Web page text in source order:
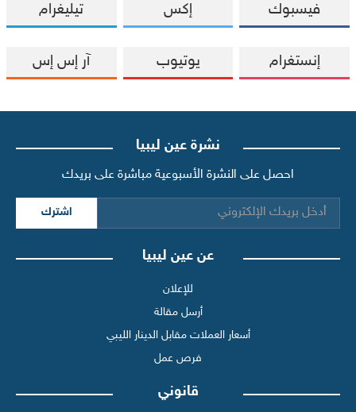
فيسبوك إكس تيليغرام
إنستغرام يوتيوب آر إس إس
نشرة عين ليبيا
احصل على النشرة الأسبوعية مباشرة على بريدك
اشترك
عن عين ليبيا
للإعلان
أرسل مقالة
أسعار العملات مقابل الدينار الليبي
فرص عمل
قانوني